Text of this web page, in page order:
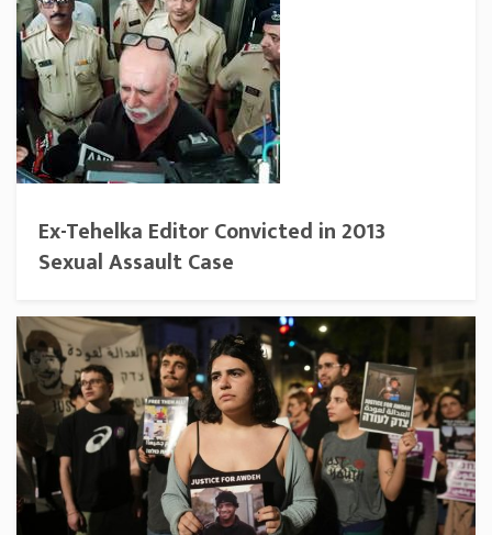
Ex-Tehelka Editor Convicted in 2013
Sexual Assault Case